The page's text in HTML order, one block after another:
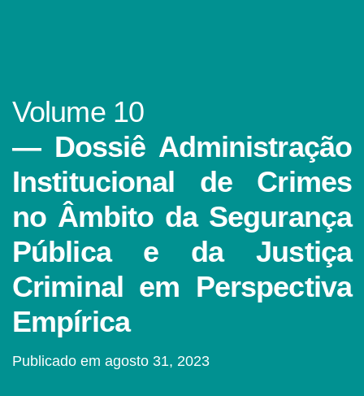
Volume 10
Dossiê Administração
Institucional de Crimes
no Âmbito da Segurança
Pública e da Justiça
Criminal em Perspectiva
Empírica
Publicado em agosto 31, 2023